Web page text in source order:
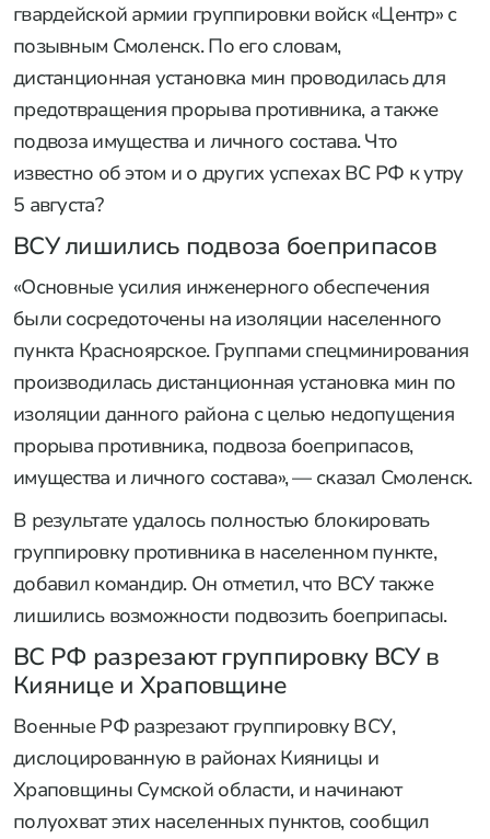
гвардейской армии группировки войск «Центр» с
позывным Смоленск. По его словам,
дистанционная установка мин проводилась для
предотвращения прорыва противника, а также
подвоза имущества и личного состава. Что
известно об этом и о других успехах ВС РФ к утру
5 августа?
ВСУ лишились подвоза боеприпасов
«Основные усилия инженерного обеспечения
были сосредоточены на изоляции населенного
пункта Красноярское. Группами спецминирования
производилась дистанционная установка мин по
изоляции данного района с целью недопущения
прорыва противника, подвоза боеприпасов,
имущества и личного состава», — сказал Смоленск.
В результате удалось полностью блокировать
группировку противника в населенном пункте,
добавил командир. Он отметил, что ВСУ также
лишились возможности подвозить боеприпасы.
ВС РФ разрезают группировку ВСУ в
Киянице и Храповщине
Военные РФ разрезают группировку ВСУ,
дислоцированную в районах Кияницы и
Храповщины Сумской области, и начинают
полуохват этих населенных пунктов, сообщил